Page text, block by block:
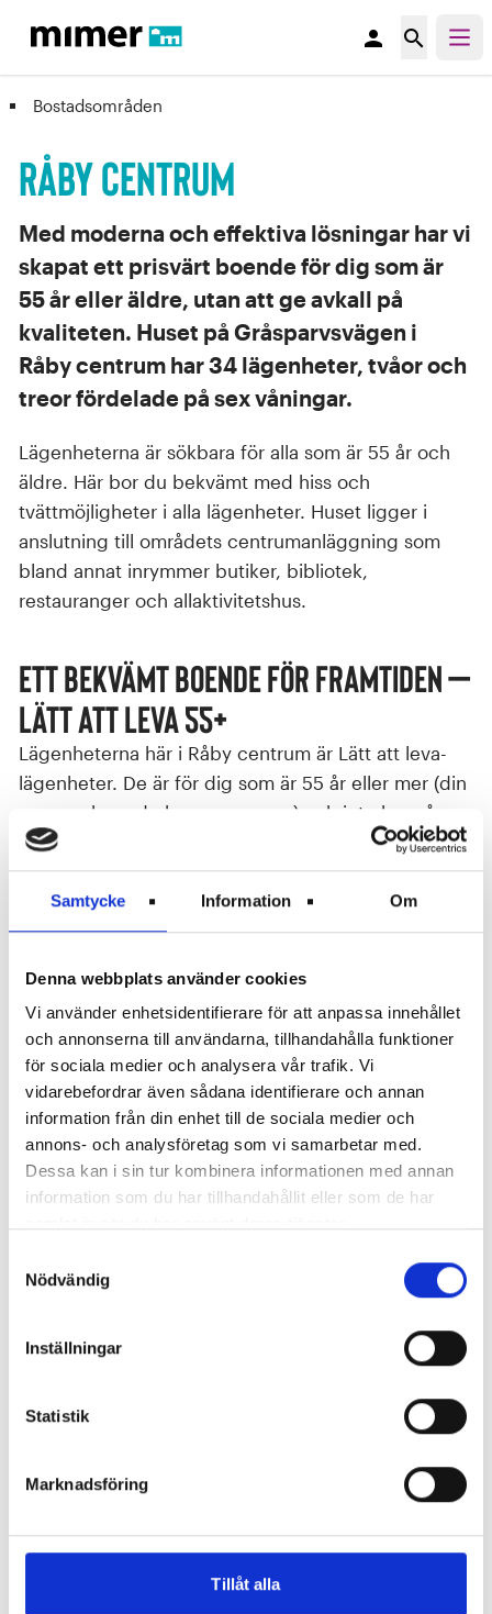
Samtycke Information Om
Denna webbplats använder cookies
Vi använder enhetsidentifierare för att anpassa innehållet
och annonserna till användarna, tillhandahålla funktioner
för sociala medier och analysera vår trafik. Vi
vidarebefordrar även sådana identifierare och annan
information från din enhet till de sociala medier och
annons- och analysföretag som vi samarbetar med.
Dessa kan i sin tur kombinera informationen med annan
information som du har tillhandahållit eller som de har
Nödvändig
Inställningar
Statistik
Marknadsföring
Tillåt alla
person search
Råby centrum
Bostadsområden
Med moderna och effektiva lösningar har vi
skapat ett prisvärt boende för dig som är
55 år eller äldre, utan att ge avkall på
kvaliteten. Huset på Gråsparvsvägen i
Råby centrum har 34 lägenheter, tvåor och
treor fördelade på sex våningar.
Lägenheterna är sökbara för alla som är 55 år och
äldre. Här bor du bekvämt med hiss och
tvättmöjligheter i alla lägenheter. Huset ligger i
anslutning till områdets centrumanläggning som
bland annat inrymmer butiker, bibliotek,
restauranger och allaktivitetshus.
Ett bekvämt boende för framtiden –
Lätt att leva 55+
Lägenheterna här i Råby centrum är Lätt att leva-
lägenheter. De är för dig som är 55 år eller mer (din
sammanboende kan vara yngre) och inte har några
hemmavarande barn. De är inga servicehus utan för
dig som vill slippa trappor, ha närhet till
kommunikation och service och tillräckligt med
plats för en eventuell rullator eller rullstol.
Det här erbjuder våra Lätt att leva-lägenheter –
något för dig?